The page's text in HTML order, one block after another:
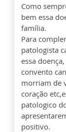
Como
bem essa
família.
Para
patologista
essa
convento
morriam de
coração
patologico
positivo.